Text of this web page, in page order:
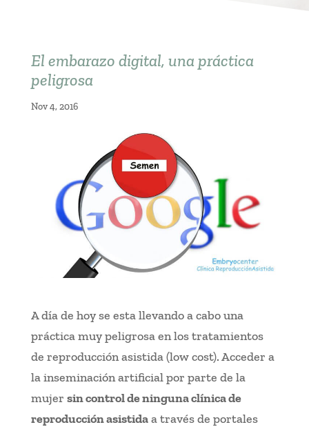
El embarazo digital, una práctica
peligrosa
Nov 4, 2016
A día de hoy se esta llevando a cabo una
práctica muy peligrosa en los tratamientos
de reproducción asistida (low cost). Acceder a
la inseminación artificial por parte de la
mujer sin control de ninguna clínica de
reproducción asistidaa través de portales